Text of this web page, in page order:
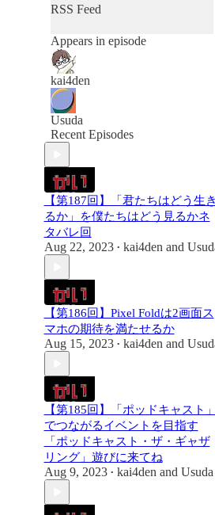
https://docs.google.com/forms/d/
6-
sHtvIxz9nsAdojg01tMxRzu0jct
tMVjTA/viewform
番組の感想や要望を投稿で
きるDiscordコミュニティを
始めました。無料ですので
お気軽にどうぞ。
かいだんのつぶやき
（Discordコミュニティ）
https://discord.gg/uWFqJdrRPQ
気軽に中身をのぞけるTwitter
コミュニティもあります。
/1497801771758256132
RSS Feed
Appears in episode
kai4den
Usuda
Recent Episodes
【第187回】「君たちはどう生
るか」を僕たちはどう見るかネ
タバレ回
Aug 22, 2023 • kai4den and
【第186回】Pixel Foldは2画面ス
マホの期待を満たせるか
Aug 15, 2023 • kai4den and
【第185回】「ポッドキャスト
でつながるイベントを目指す
「ポッドキャスト・ザ・ギャザ
リング」遊びに来てね
Aug 9, 2023 • kai4den and Usuda